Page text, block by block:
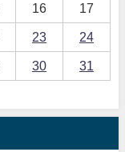
16 17
23 24
30
31